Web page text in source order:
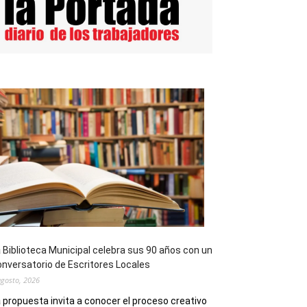
Biblioteca Municipal celebra sus 90 años con un
de Escritores Locales
2026
propuesta invita a conocer el proceso creativo